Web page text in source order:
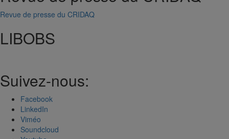
Revue de presse du CRIDAQ
LIBOBS
Suivez-nous:
Facebook
LinkedIn
Viméo
Soundcloud